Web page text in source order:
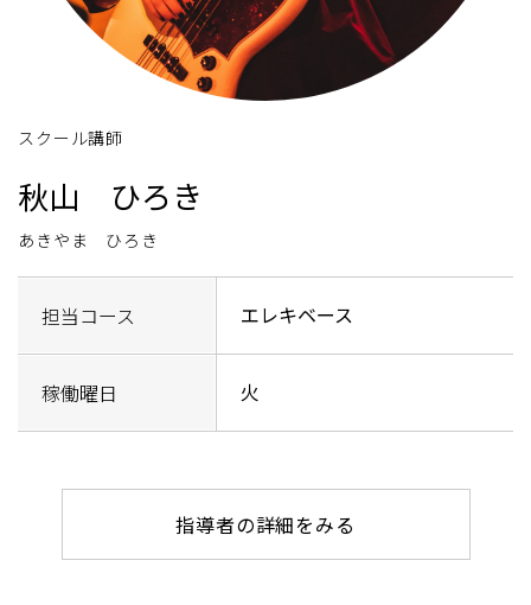
スクール講師
秋山 ひろき
あきやま ひろき
担当コース エレキベース
稼働曜日 火
指導者の詳細をみる